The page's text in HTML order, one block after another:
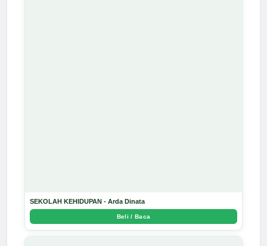
SEKOLAH KEHIDUPAN - Arda Dinata
Beli / Baca